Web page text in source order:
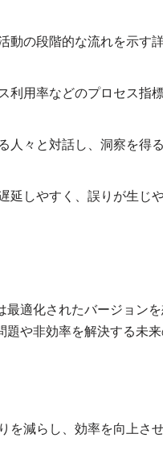
動の段階的な流れを示す
利用率などのプロセス指
人々と対話し、洞察を得
延しやすく、誤りが生じ
最適化されたバージョン
や非効率を解決する未
を減らし、効率を向上さ